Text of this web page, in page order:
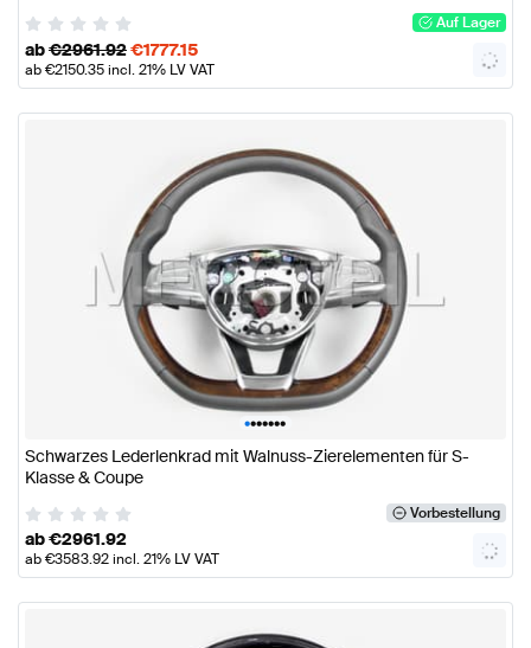
Auf Lager
ab€2961.92€1777.15
ab€2150.35incl. 21% LV VAT
•••••••
Schwarzes Lederlenkrad mit Walnuss-Zierelementen für S-
Klasse & Coupe
Vorbestellung
ab€2961.92
ab€3583.92incl. 21% LV VAT